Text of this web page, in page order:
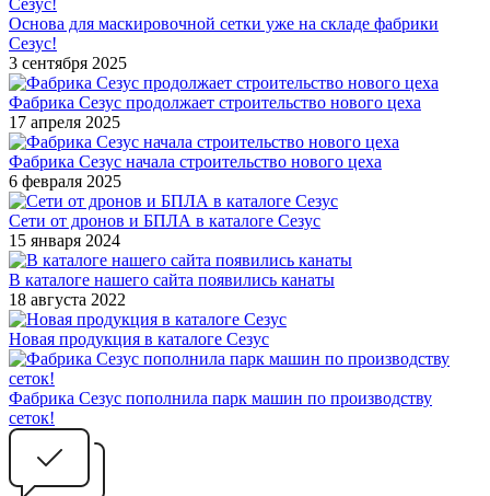
Основа для маскировочной сетки уже на складе фабрики
Сезус!
3 сентября 2025
Фабрика Сезус продолжает строительство нового цеха
17 апреля 2025
Фабрика Сезус начала строительство нового цеха
6 февраля 2025
Сети от дронов и БПЛА в каталоге Сезус
15 января 2024
В каталоге нашего сайта появились канаты
18 августа 2022
Новая продукция в каталоге Сезус
Фабрика Сезус пополнила парк машин по производству
сеток!